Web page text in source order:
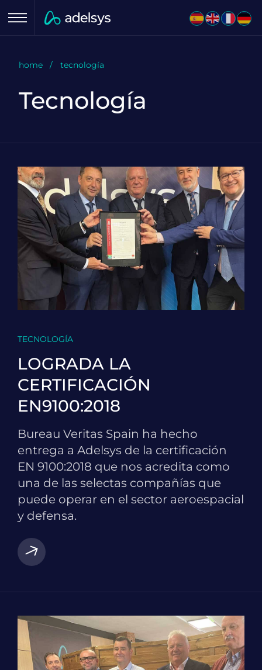
Menu
home tecnología
Tecnología
TECNOLOGÍA
LOGRADA LA
CERTIFICACIÓN
EN9100:2018
Bureau Veritas Spain ha hecho
entrega a Adelsys de la certificación
EN 9100:2018 que nos acredita como
una de las selectas compañías que
puede operar en el sector aeroespacial
y defensa.